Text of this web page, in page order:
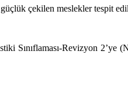
güçlük çekilen meslekler tespit
Sınıflaması-Revizyon 2’ye